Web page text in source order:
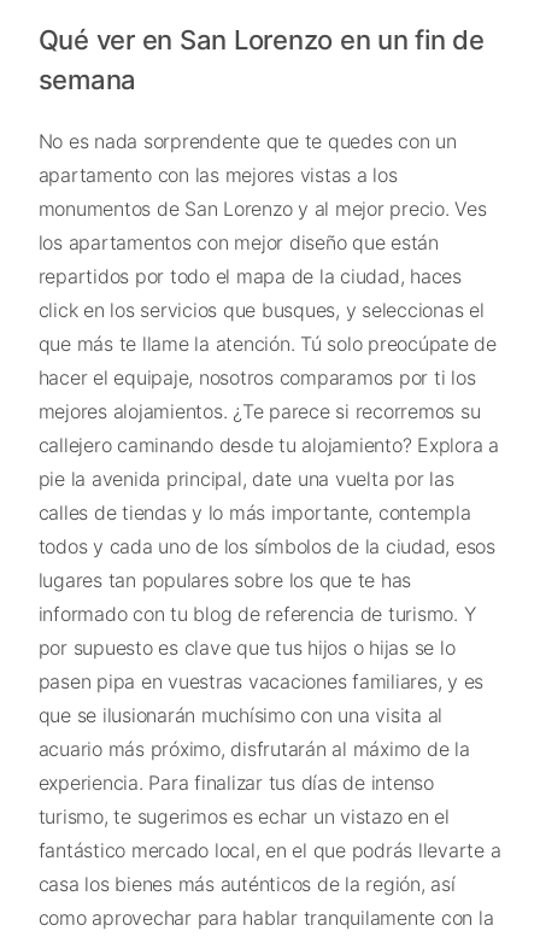
Qué ver en San Lorenzo en un fin de
semana
No es nada sorprendente que te quedes con un
apartamento con las mejores vistas a los
monumentos de San Lorenzo y al mejor precio. Ves
los apartamentos con mejor diseño que están
repartidos por todo el mapa de la ciudad, haces
click en los servicios que busques, y seleccionas el
que más te llame la atención. Tú solo preocúpate de
hacer el equipaje, nosotros comparamos por ti los
mejores alojamientos. ¿Te parece si recorremos su
callejero caminando desde tu alojamiento? Explora a
pie la avenida principal, date una vuelta por las
calles de tiendas y lo más importante, contempla
todos y cada uno de los símbolos de la ciudad, esos
lugares tan populares sobre los que te has
informado con tu blog de referencia de turismo. Y
por supuesto es clave que tus hijos o hijas se lo
pasen pipa en vuestras vacaciones familiares, y es
que se ilusionarán muchísimo con una visita al
acuario más próximo, disfrutarán al máximo de la
experiencia. Para finalizar tus días de intenso
turismo, te sugerimos es echar un vistazo en el
fantástico mercado local, en el que podrás llevarte a
casa los bienes más auténticos de la región, así
como aprovechar para hablar tranquilamente con la